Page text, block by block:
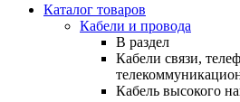
Каталог товаров
Кабели и провода
В раздел
Кабели связи,
Кабель высокого